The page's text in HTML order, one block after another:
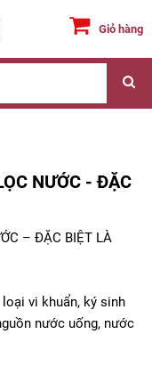
Giỏ hàng
NƯỚC - ĐẶC
– ĐẶC BIỆT LÀ
vi khuẩn, ký sinh
nước uống, nước